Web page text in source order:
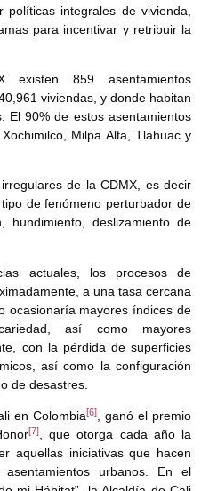
políticas integrales de vivienda,
para incentivar y retribuir la
existen 859 asentamientos
viviendas, y donde habitan
El 90% de estos asentamientos
Milpa Alta, Tláhuac y
de la CDMX, es decir
de fenómeno perturbador de
hundimiento, deslizamiento de
actuales, los procesos de
a una tasa cercana
ocasionaría mayores índices de
así como mayores
con la pérdida de superficies
así como la configuración
de desastres.
en Colombia[6], ganó el premio
[7], que otorga cada año la
aquellas iniciativas que hacen
urbanos. En el